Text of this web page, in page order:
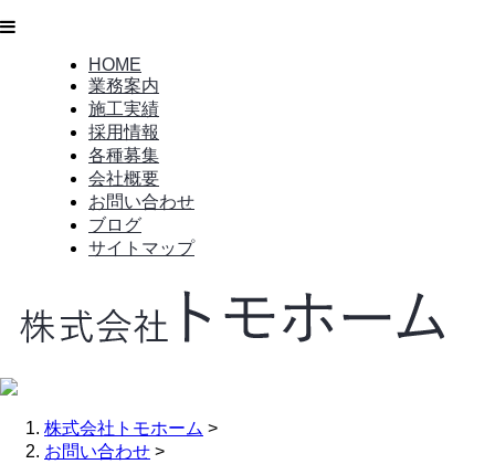
HOME
業務案内
施工実績
採用情報
各種募集
会社概要
お問い合わせ
ブログ
サイトマップ
株式会社トモホーム >
お問い合わせ >